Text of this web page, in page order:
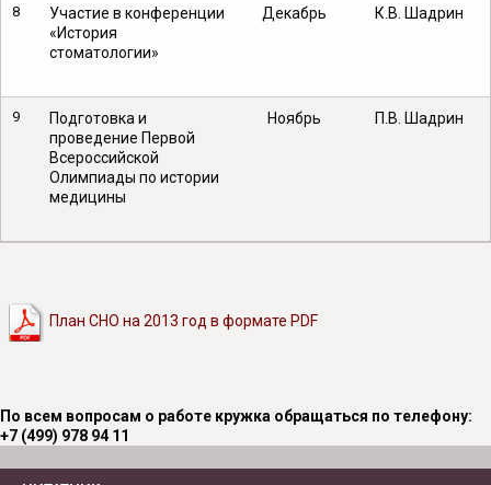
8
Участие в конференции
«История
стоматологии»
Декабрь К.В. Шадрин
9
Подготовка и
проведение Первой
Всероссийской
Олимпиады по истории
медицины
Ноябрь П.В. Шадрин
План СНО на 2013 год в формате PDF
По всем вопросам о работе кружка обращаться по телефону:
+7 (499) 978 94 11